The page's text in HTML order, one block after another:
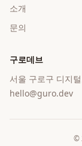
소개
문의
구로데브
서울 구로구 디지
hello@guro.dev
©